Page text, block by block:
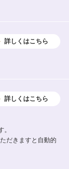
詳しくはこちら
詳しくはこちら
。
だきますと自動的